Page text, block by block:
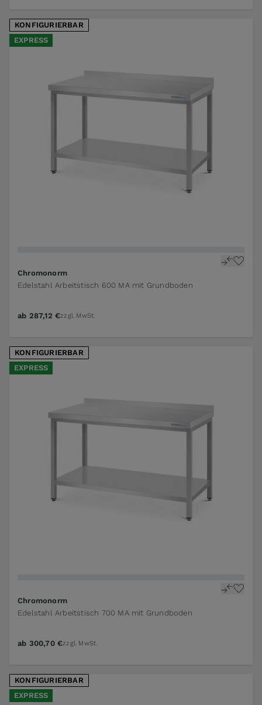
KONFIGURIERBAR
EXPRESS
Chromonorm
Edelstahl Arbeitstisch 600 MA mit Grundboden
The price depends on the options chosen on the
ab 287,12 €zzgl. MwSt.
KONFIGURIERBAR
EXPRESS
Chromonorm
Edelstahl Arbeitstisch 700 MA mit Grundboden
The price depends on the options chosen on the
ab 300,70 €zzgl. MwSt.
KONFIGURIERBAR
EXPRESS